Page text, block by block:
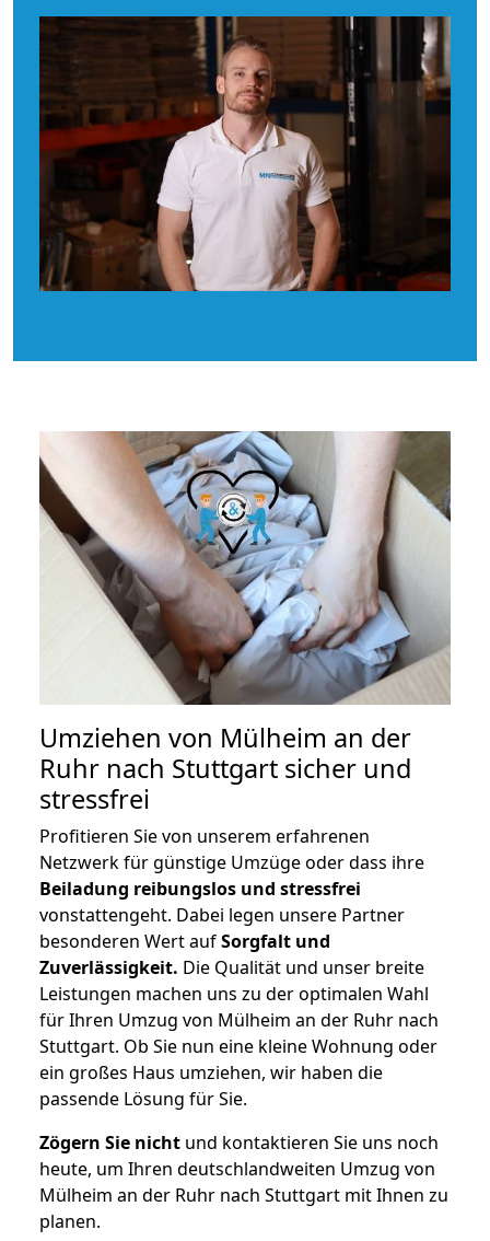
Umziehen von Mülheim an der
Ruhr nach Stuttgart sicher und
stressfrei
Profitieren Sie von unserem erfahrenen
Netzwerk für günstige Umzüge oder dass ihre
Beiladung reibungslos und stressfrei
vonstattengeht. Dabei legen unsere Partner
besonderen Wert aufSorgfalt und
Zuverlässigkeit. Die Qualität und unser breite
Leistungen machen uns zu der optimalen Wahl
für Ihren Umzug von Mülheim an der Ruhr nach
Stuttgart. Ob Sie nun eine kleine Wohnung oder
ein großes Haus umziehen, wir haben die
passende Lösung für Sie.
Zögern Sie nicht und kontaktieren Sie uns noch
heute, um Ihren deutschlandweiten Umzug von
Mülheim an der Ruhr nach Stuttgart mit Ihnen zu
planen.